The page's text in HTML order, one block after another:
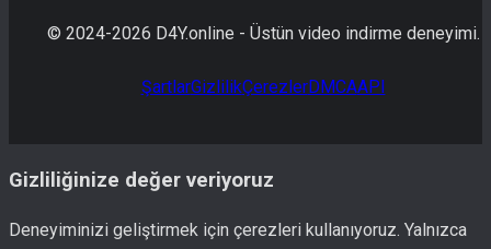
© 2024-2026 D4Y.online - Üstün video indirme deneyimi.
ŞartlarGizlilikÇerezlerDMCAAPI
Gizliliğinize değer veriyoruz
Deneyiminizi geliştirmek için çerezleri kullanıyoruz. Yalnızca